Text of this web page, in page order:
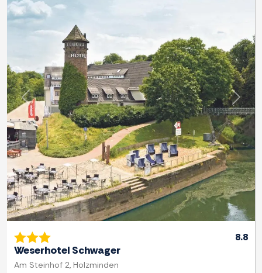
Previous Next
8.8
Weserhotel Schwager
Am Steinhof 2, Holzminden